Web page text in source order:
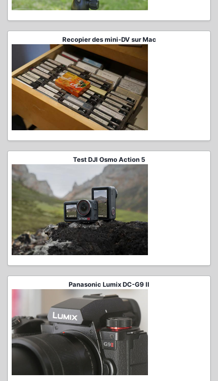
Recopier des mini-DV sur Mac
Test DJI Osmo Action 5
Panasonic Lumix DC-G9 II